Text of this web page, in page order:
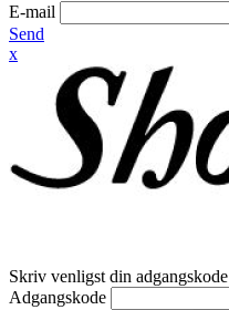
E-mail
Send
x
Skriv venligst din adgangskode
Adgangskode